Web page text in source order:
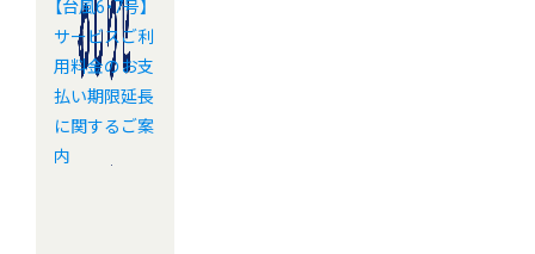
【台風6・7号】
サービスご利
用料金のお支
払い期限延長
に関するご案
内